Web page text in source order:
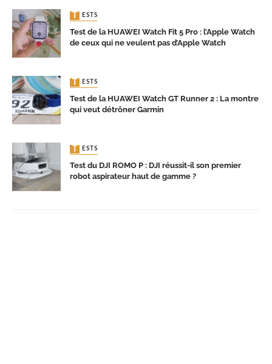
TESTS
Test de la HUAWEI Watch Fit 5 Pro : l’Apple Watch
de ceux qui ne veulent pas d’Apple Watch
TESTS
Test de la HUAWEI Watch GT Runner 2 : La montre
qui veut détrôner Garmin
TESTS
Test du DJI ROMO P : DJI réussit-il son premier
robot aspirateur haut de gamme ?